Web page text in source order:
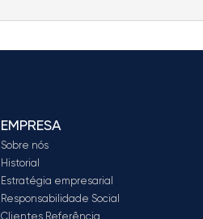
EMPRESA
Sobre nós
Historial
Estratégia empresarial
Responsabilidade Social
Clientes Referência